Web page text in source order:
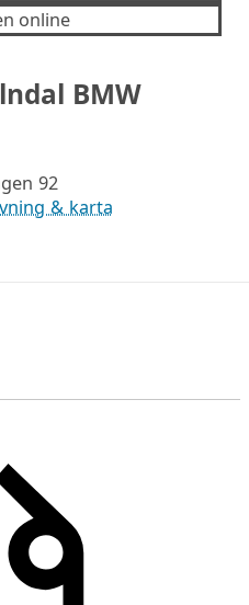
online
BMW
92
& karta